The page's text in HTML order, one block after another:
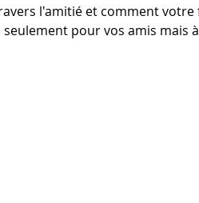
pour vos amis mais à